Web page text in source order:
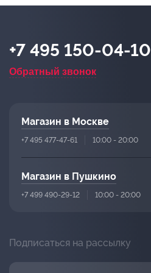
+7 495 150-04-10
Обратный звонок
Магазин в Москве
+7 495 477-47-61 10:00 - 20:00
Магазин в Пушкино
+7 499 490-29-12 10:00 - 20:00
Подписаться на рассылку